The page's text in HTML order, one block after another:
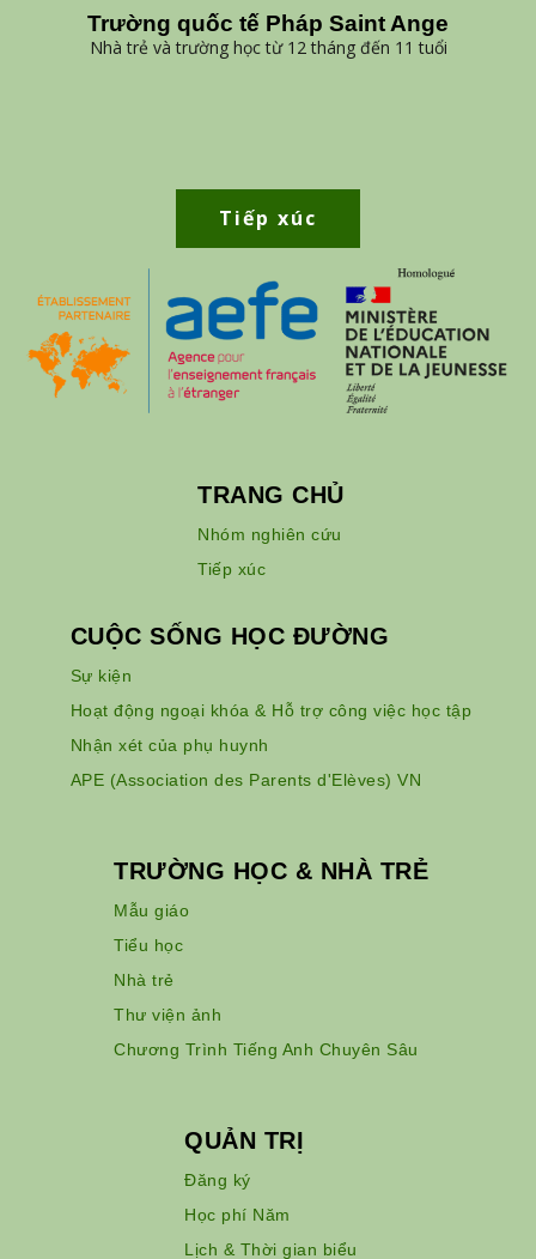
Trường quốc tế Pháp Saint Ange
Nhà trẻ và trường học từ 12 tháng đến 11 tuổi
Tiếp xúc
TRANG CHỦ
Nhóm nghiên cứu
Tiếp xúc
CUỘC SỐNG HỌC ĐƯỜNG
Sự kiện
Hoạt động ngoại khóa & Hỗ trợ công việc học tập
Nhận xét của phụ huynh
APE (Association des Parents d'Elèves) VN
TRƯỜNG HỌC & NHÀ TRẺ
Mẫu giáo
Tiểu học
Nhà trẻ
Thư viện ảnh
Chương Trình Tiếng Anh Chuyên Sâu
QUẢN TRỊ
Đăng ký
Học phí Năm
Lịch & Thời gian biểu